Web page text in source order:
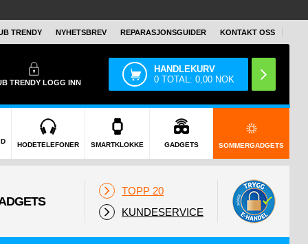
TRENDY NYHETSBREV REPARASJONSGUIDER KONTAKT OSS
TRENDYLOGG INN
HANDLEKURV
0 TOTAL:0,00 NOK
HODETELEFONER SMARTKLOKKE GADGETS SOMMERGADGETS
TOPP 20
KUNDESERVICE